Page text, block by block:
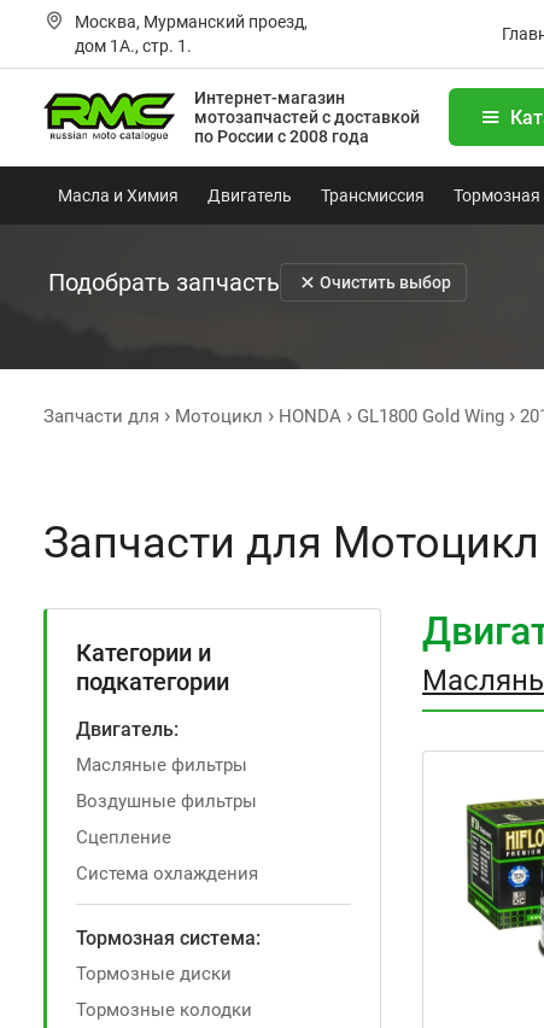
Москва, Мурманский проезд,
дом 1А., стр. 1.
Интернет-магазин
мотозапчастейс доставкой
по России с 2008 года
Масла и Химия Двигатель Трансмиссия Тормозная
Подобрать запчасть Очистить выбор
Запчасти для Мотоцикл HONDA GL1800 Gold Wing
Запчасти для Мотоцикл
Категории и
подкатегории
Двигатель:
Масляные фильтры
Воздушные фильтры
Сцепление
Система охлаждения
Тормозная система:
Тормозные диски
Тормозные колодки